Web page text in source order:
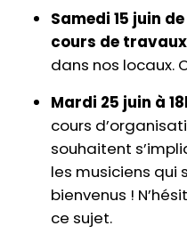
Samedi 15 juin de
cours de
dans nos locaux.
Mardi 25 juin à
cours
souhaitent
les musiciens qui
bienvenus !
ce sujet.